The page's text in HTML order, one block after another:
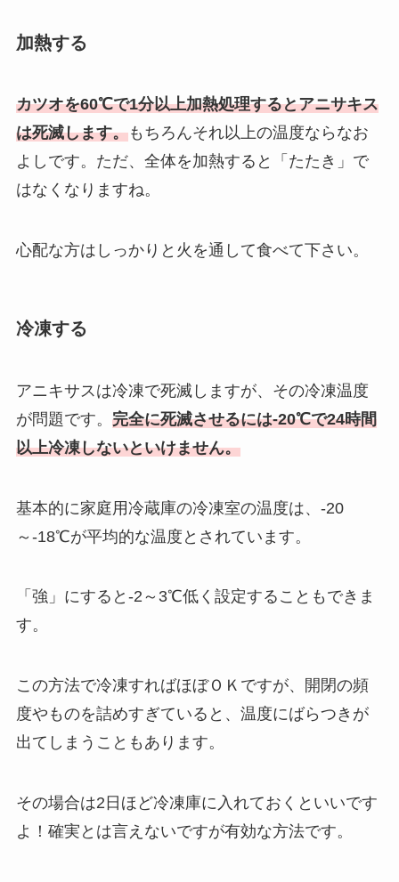
加熱する
カツオを60℃で1分以上加熱処理するとアニサキス
は死滅します。もちろんそれ以上の温度ならなお
よしです。 ただ、全体を加熱すると「たたき」で
はなくなりますね。
心配な方はしっかりと火を通して食べて下さい。
冷凍する
アニキサスは冷凍で死滅しますが、その冷凍温度
が問題です。 完全に死滅させるには-20℃で24時間
以上冷凍しないといけません。
基本的に家庭用冷蔵庫の冷凍室の温度は、 -20
～-18℃が平均的な温度とされています。
「強」にすると-2～3℃低く設定することもできま
す。
この方法で冷凍すればほぼＯＫですが、
開閉の頻
度やものを詰めすぎていると、 温度にばらつきが
出てしまうこともあります。
その場合は2日ほど冷凍庫に入れておくといいです
よ！ 確実とは言えないですが有効な方法です。